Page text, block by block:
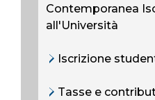
Contemporanea
all'Università
Iscrizione
Tasse e